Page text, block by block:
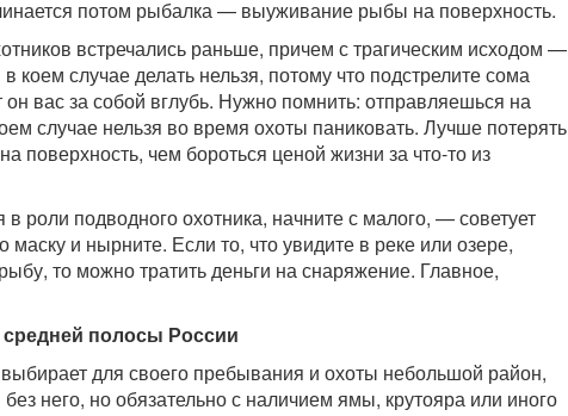
потом рыбалка — выуживание рыбы на поверхность.
встречались раньше, причем с трагическим исходом —
коем случае делать нельзя, потому что подстрелите сома
вас за собой вглубь. Нужно помнить: отправляешься на
случае нельзя во время охоты паниковать. Лучше потерять
поверхность, чем бороться ценой жизни за что-то из
подводного охотника, начните с малого, — советует
и нырните. Если то, что увидите в реке или озере,
то можно тратить деньги на снаряжение. Главное,
полосы России
для своего пребывания и охоты небольшой район,
него, но обязательно с наличием ямы, крутояра или иного